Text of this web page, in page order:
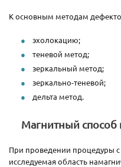
К основным методам
эхолокацию;
теневой метод;
зеркальный метод;
зеркально-теневой;
дельта метод.
Магнитный способ
При проведении процедуры
исследуемая область